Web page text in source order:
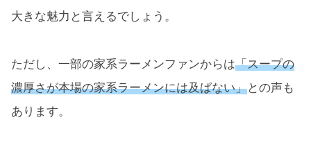
大きな魅力と言えるでしょう。
ただし、一部の家系ラーメンファンからは「スープの
濃厚さが本場の家系ラーメンには及ばない」との声も
あります。